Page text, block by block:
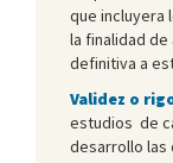
que incluyera
la finalidad
definitiva a
Validez o
estudios de
desarrollo las